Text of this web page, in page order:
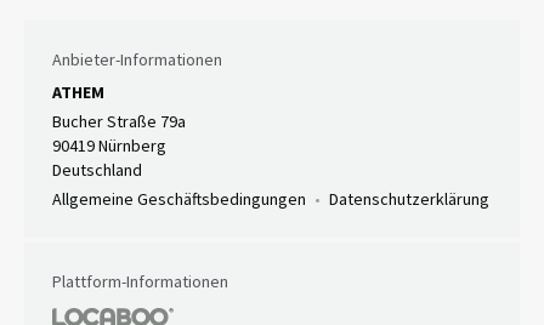
Anbieter-Informationen
ATHEM
Bucher Straße 79a
90419 Nürnberg
Deutschland
Allgemeine Geschäftsbedingungen
Datenschutzerklärung
Plattform-Informationen